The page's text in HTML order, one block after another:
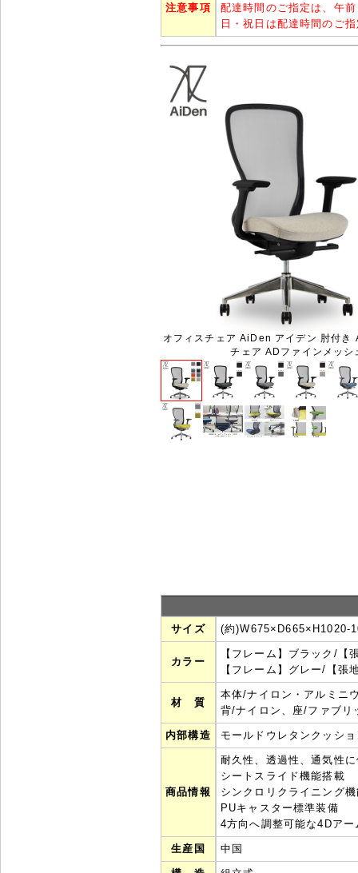
注意事項
配達時間のご指定は、午
日・祝日は配達時間のご
オフィスチェア AiDen アイデン 肘付き
チェア ADファインメッシ
サイズ (約)W675×D665×H1020-
カラー
【フレーム】ブラック/【
【フレーム】グレー/【張
材 質
本体/ナイロン・アルミニ
背/ナイロン、座/ファブリ
内部構造 モールドウレタンクッシ
商品情報
耐久性、透過性、通気性
シートスライド機能搭載
シンクロリクライニング
PUキャスター標準装備
4方向へ調整可能な4Dア
生産国 中国